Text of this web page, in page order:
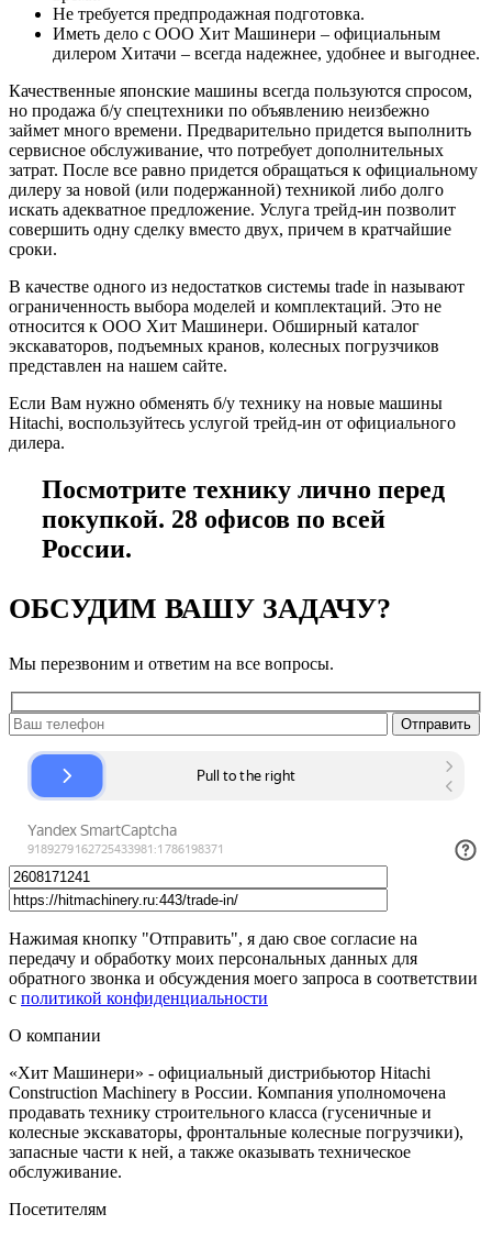
Не требуется предпродажная подготовка.
Иметь дело с ООО Хит Машинери – официальным
дилером Хитачи – всегда надежнее, удобнее и выгоднее.
Качественные японские машины всегда пользуются спросом,
но продажа б/у спецтехники по объявлению неизбежно
займет много времени. Предварительно придется выполнить
сервисное обслуживание, что потребует дополнительных
затрат. После все равно придется обращаться к официальному
дилеру за новой (или подержанной) техникой либо долго
искать адекватное предложение. Услуга трейд-ин позволит
совершить одну сделку вместо двух, причем в кратчайшие
сроки.
В качестве одного из недостатков системы trade in называют
ограниченность выбора моделей и комплектаций. Это не
относится к ООО Хит Машинери. Обширный каталог
экскаваторов, подъемных кранов, колесных погрузчиков
представлен на нашем сайте.
Если Вам нужно обменять б/у технику на новые машины
Hitachi, воспользуйтесь услугой трейд-ин от официального
дилера.
Посмотрите технику лично перед
покупкой. 28 офисов по всей
России.
ОБСУДИМ ВАШУ ЗАДАЧУ?
Мы перезвоним и ответим на все вопросы.
Нажимая кнопку "Отправить", я даю свое согласие на
передачу и обработку моих персональных данных для
обратного звонка и обсуждения моего запроса в соответствии
с политикой конфиденциальности
О компании
«Хит Машинери» - официальный дистрибьютор Hitachi
Construction Machinery в России. Компания уполномочена
продавать технику строительного класса (гусеничные и
колесные экскаваторы, фронтальные колесные погрузчики),
запасные части к ней, а также оказывать техническое
обслуживание.
Посетителям